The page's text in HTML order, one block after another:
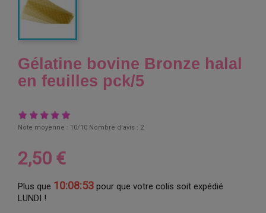
Gélatine bovine Bronze halal
en feuilles pck/5
Note moyenne : 10/10 Nombre d'avis : 2
2,50 €
Plus que 10:08:53 pour que votre colis soit expédié
LUNDI !